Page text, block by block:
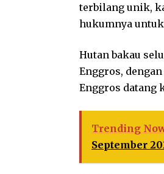
terbilang unik,
hukumnya
Hutan bakau
Enggros,
Enggros datang
Trending
September